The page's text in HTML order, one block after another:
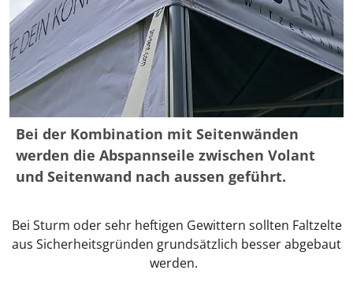
Bei der Kombination mit Seitenwänden
werden die Abspannseile zwischen Volant
und Seitenwand nach aussen geführt.
Bei Sturm oder sehr heftigen Gewittern sollten Faltzelte
aus Sicherheitsgründen grundsätzlich besser abgebaut
werden.